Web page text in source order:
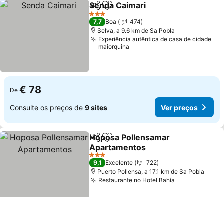
PartilharAdicionar aos favoritos
Senda Caimari
3 Estrelas
7,7 Boa
474
Selva, a 9.6 km de Sa Pobla
Experiência autêntica de casa de cidade
maiorquina
De € 78
Consulte os preços de 9 sites Ver preços
PartilharAdicionar aos favoritos
Hoposa Pollensamar
Apartamentos
Ver preços
3 Estrelas
9,1 Excelente
722
Puerto Pollensa, a 17.1 km de Sa Pobla
Restaurante no Hotel Bahía